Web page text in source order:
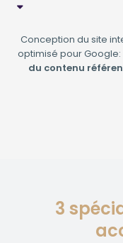
Conception du site
optimisé pour Google:
du contenu
3